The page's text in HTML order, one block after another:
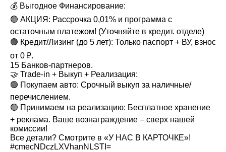
💰 Выгодное Финансирование:
🟢 АКЦИЯ: Рассрочка 0,01% и программа с
остаточным платежом! (Уточняйте в кредит. отделе)
🟢 Кредит/Лизинг (до 5 лет): Только паспорт + ВУ, взнос
от 0 ₽.
15 Банков-партнеров.
🤝 Trade-in + Выкуп + Реализация:
🟢 Покупаем авто: Срочный выкуп за наличные/
перечислением.
🟢 Принимаем на реализацию: Бесплатное хранение
+ реклама. Ваше вознаграждение – сверх нашей
комиссии!
Все детали? Смотрите в «У НАС В КАРТОЧКЕ»!
#cmecNDczLXVhanNLSTI=